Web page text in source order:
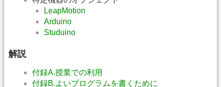
LeapMotion
Arduino
Studuino
解説
付録A.授業での利用
付録B.よいプログラムを書くために